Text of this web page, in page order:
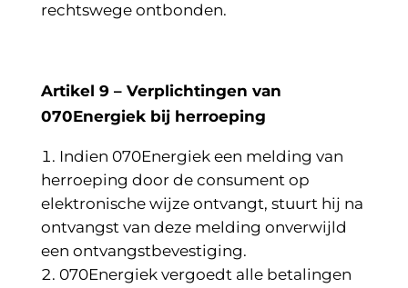
rechtswege ontbonden.
Artikel 9 – Verplichtingen van
070Energiek bij herroeping
Indien 070Energiek een melding van
herroeping door de consument op
elektronische wijze ontvangt, stuurt hij na
ontvangst van deze melding onverwijld
een ontvangstbevestiging.
070Energiek vergoedt alle betalingen